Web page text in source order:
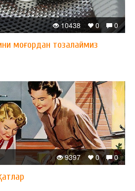
0
0
10438
моғордан тозалаймиз
0
0
9397